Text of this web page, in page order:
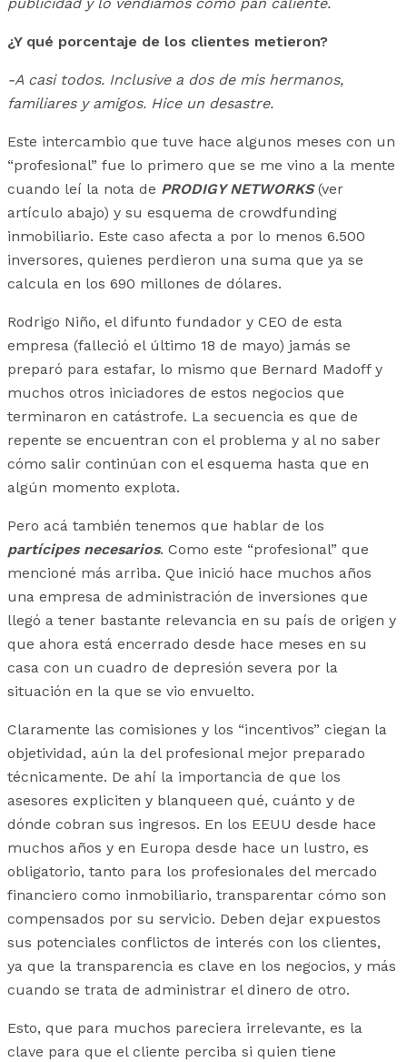
¿Y qué porcentaje de los clientes metieron?
-A casi todos. Inclusive a dos de mis hermanos,
familiares y amigos. Hice un desastre.
Este intercambio que tuve hace algunos meses con un
“profesional” fue lo primero que se me vino a la mente
cuando leí la nota de PRODIGY NETWORKS(ver
artículo abajo) y su esquema de crowdfunding
inmobiliario. Este caso afecta a por lo menos 6.500
inversores, quienes perdieron una suma que ya se
calcula en los 690 millones de dólares.
Rodrigo Niño, el difunto fundador y CEO de esta
empresa (falleció el último 18 de mayo) jamás se
preparó para estafar, lo mismo que Bernard Madoff y
muchos otros iniciadores de estos negocios que
terminaron en catástrofe. La secuencia es que de
repente se encuentran con el problema y al no saber
cómo salir continúan con el esquema hasta que en
algún momento explota.
Pero acá también tenemos que hablar de los
partícipes necesarios. Como este “profesional” que
mencioné más arriba. Que inició hace muchos años
una empresa de administración de inversiones que
llegó a tener bastante relevancia en su país de origen y
que ahora está encerrado desde hace meses en su
casa con un cuadro de depresión severa por la
situación en la que se vio envuelto.
Claramente las comisiones y los “incentivos” ciegan la
objetividad, aún la del profesional mejor preparado
técnicamente. De ahí la importancia de que los
asesores expliciten y blanqueen qué, cuánto y de
dónde cobran sus ingresos. En los EEUU desde hace
muchos años y en Europa desde hace un lustro, es
obligatorio, tanto para los profesionales del mercado
financiero como inmobiliario, transparentar cómo son
compensados por su servicio. Deben dejar expuestos
sus potenciales conflictos de interés con los clientes,
ya que la transparencia es clave en los negocios, y más
cuando se trata de administrar el dinero de otro.
Esto, que para muchos pareciera irrelevante, es la
clave para que el cliente perciba si quien tiene